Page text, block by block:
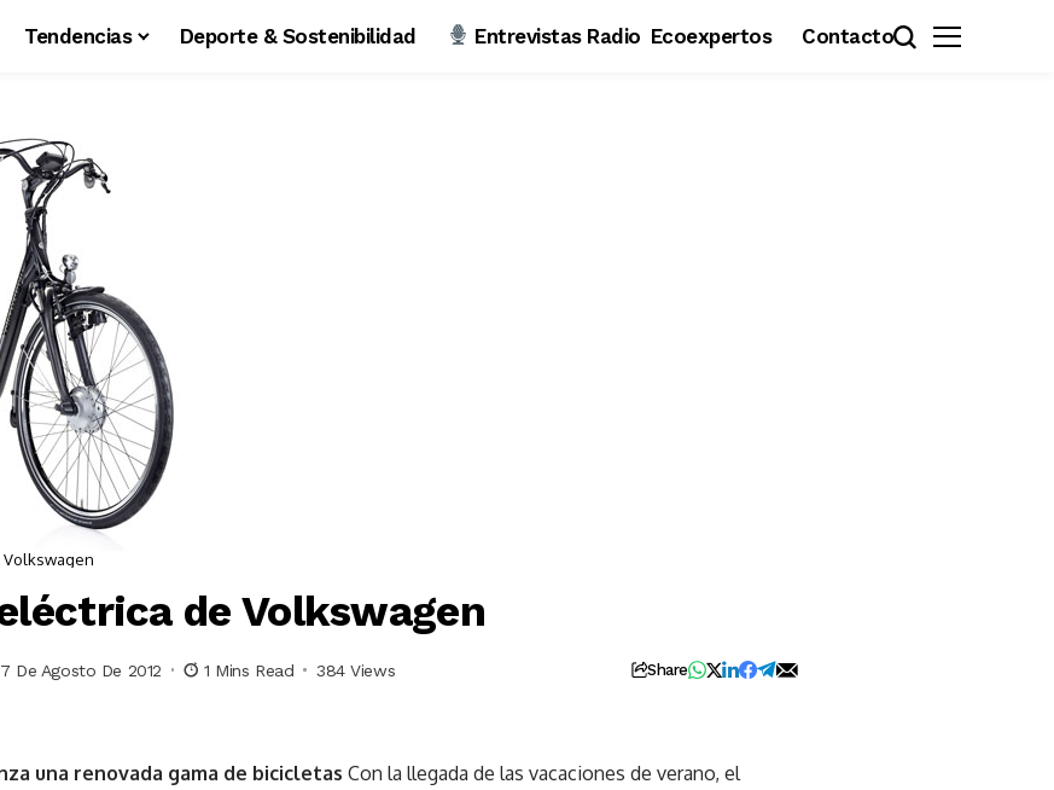
Tendencias Deporte & Sostenibilidad Entrevistas Radio Ecoexpertos Contacto
Volkswagen
de Volkswagen
7 De Agosto De 2012 1 Mins Read 384 Views Share
una renovada gama de bicicletas Con la llegada de las vacaciones de verano, el